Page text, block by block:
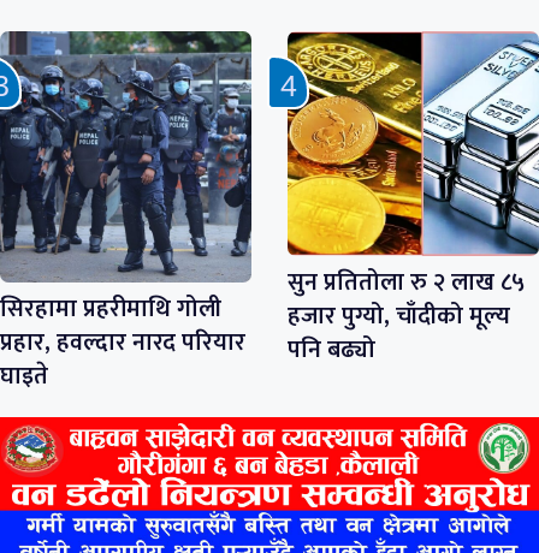
सिरहामा प्रहरीमाथि गोली
प्रहार, हवल्दार नारद परियार
घाइते
सुन प्रतितोला रु २ लाख ८५
हजार पुग्यो, चाँदीको मूल्य
पनि बढ्यो